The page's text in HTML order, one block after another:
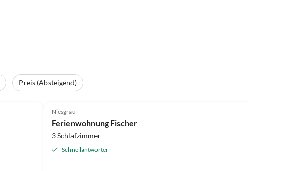
Preis (Absteigend)
Niesgrau
Ferienwohnung Fischer
3 Schlafzimmer
Schnellantworter